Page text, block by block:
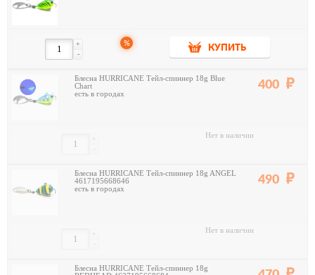
-
+ %
КУПИТЬ
Блесна HURRICANE Тейл-спиннер 18g Blue
Chart
есть в городах
400
-
+ Нет в наличии
Блесна HURRICANE Тейл-спиннер 18g ANGEL
4617195668646
есть в городах
490
-
+ Нет в наличии
Блесна HURRICANE Тейл-спиннер 18g